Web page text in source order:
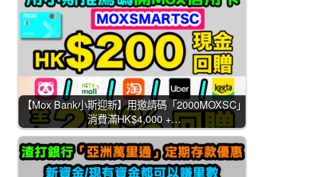
【Mox Bank小斯迎新】用邀請碼「2000MOXSC」
消費滿HK$4,000 +…